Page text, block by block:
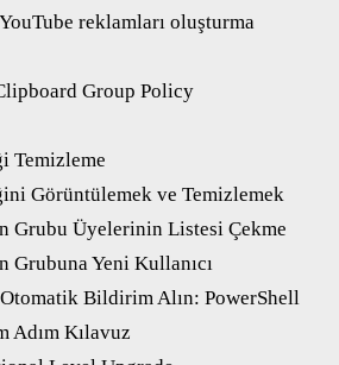
reklamları oluşturma
Group Policy
Temizleme
Görüntülemek ve Temizlemek
Grubu Üyelerinin Listesi Çekme
Grubuna Yeni Kullanıcı
Bildirim Alın: PowerShell
Adım Kılavuz